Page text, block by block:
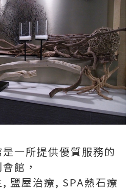
一所提供優質服務的
館，
鹽屋治療, SPA熱石療